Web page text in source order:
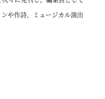
や作詩、ミュージカル演出